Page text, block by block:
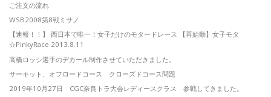
ご注文の流れ
WSB2008第8戦ミサノ
【速報！！】 西日本で唯一！女子だけのモタードレース 【再始動】女子モタ
☆PinkyRace 2013.8.11
高橋ロッシ選手のデカール制作させていただきました。
サーキット、オフロードコース クローズドコース問題
2019年10月27日 CGC奈良トラ大会レディースクラス 参戦してきました。